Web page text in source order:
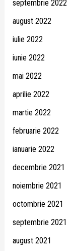
septembrie 2022
august 2022
iulie 2022
iunie 2022
mai 2022
aprilie 2022
martie 2022
februarie 2022
ianuarie 2022
decembrie 2021
noiembrie 2021
octombrie 2021
septembrie 2021
august 2021